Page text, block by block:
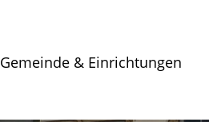
Gemeinde & Einrichtungen